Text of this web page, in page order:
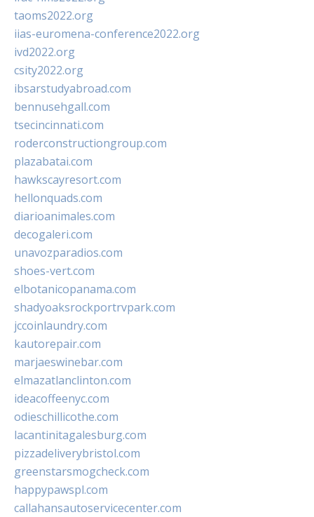
taoms2022.org
iias-euromena-conference2022.org
ivd2022.org
csity2022.org
ibsarstudyabroad.com
bennusehgall.com
tsecincinnati.com
roderconstructiongroup.com
plazabatai.com
hawkscayresort.com
hellonquads.com
diarioanimales.com
decogaleri.com
unavozparadios.com
shoes-vert.com
elbotanicopanama.com
shadyoaksrockportrvpark.com
jccoinlaundry.com
kautorepair.com
marjaeswinebar.com
elmazatlanclinton.com
ideacoffeenyc.com
odieschillicothe.com
lacantinitagalesburg.com
pizzadeliverybristol.com
greenstarsmogcheck.com
happypawspl.com
callahansautoservicecenter.com